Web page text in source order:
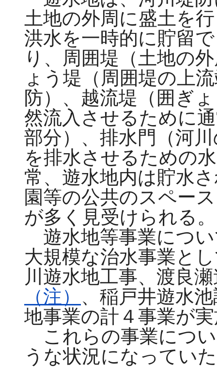
土地の外周に盛土を
洪水を一時的に貯留
り、周囲堤（土地の
ょう堤（周囲堤の上
防）、越流堤（囲ぎ
然流入させるために
部分）、排水門（河
を排水させるための
常、遊水地内は貯水
園等の公共のスペー
が多く見受けられる。
遊水地等事業につ
大規模な治水事業と
川遊水地工事、渡良
（注） 、 稲戸井遊水
地事業の計４事業が
これらの事業につ
うな状況になってい